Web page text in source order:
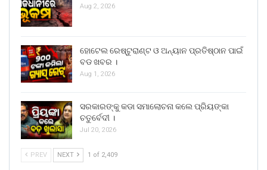
Aug 2, 2026
ହୋଟେଲ ରେଷ୍ଟୁରାଣ୍ଟ ଓ ଅନ୍ୟାନ ପ୍ରତିଷ୍ଠାନ ପାଇଁ
ବଡ ଖବର ।
Aug 1, 2026
ସରକାରଙ୍କୁ କଡା ସମାଲୋଚନା କଲେ ପ୍ରିୟଙ୍କା
ଚତୁର୍ବେଦୀ ।
Jul 20, 2026
PREV NEXT 1 of 2,409